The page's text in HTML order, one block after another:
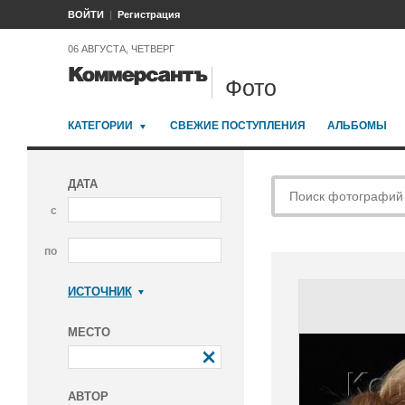
ВОЙТИ Регистрация
06 АВГУСТА, ЧЕТВЕРГ
Фото
КАТЕГОРИИ СВЕЖИЕ ПОСТУПЛЕНИЯ АЛЬБОМЫ
ДАТА
с
по
ИСТОЧНИК
МЕСТО
АВТОР